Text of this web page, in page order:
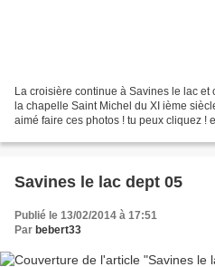
La croisière continue à Savines le lac
la chapelle Saint Michel du XI ième
aimé faire ces photos ! tu peux cliquez !
Savines le lac dept 05
Publié le 13/02/2014 à 17:51
Par bebert33